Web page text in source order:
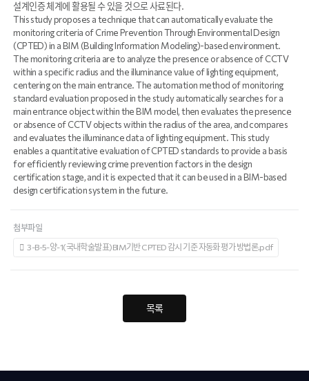
설계인증 체계에 활용될 수 있을 것으로 사료된다.
This study proposes a technique that can automatically evaluate the
monitoring criteria of Crime Prevention Through Environmental Design
(CPTED) in a BIM (Building Information Modeling)-based environment.
The monitoring criteria are to analyze the presence or absence of CCTV
within a specific radius and the illuminance value of lighting equipment,
centering on the main entrance. The automation method of monitoring
standard evaluation proposed in the study automatically searches for a
main entrance object within the BIM model, then evaluates the presence
or absence of CCTV objects within the radius of the area, and compares
and evaluates the illuminance data of lighting equipment. This study
enables a quantitative evaluation of CPTED standards to provide a basis
for efficiently reviewing crime prevention factors in the design
certification stage, and it is expected that it can be used in a BIM-based
design certification system in the future.
첨부파일
3-B-5-양-1(국내학술발표)BIM기반 CPTED 감시 기준 자동화 평가 방법론.pdf
목록